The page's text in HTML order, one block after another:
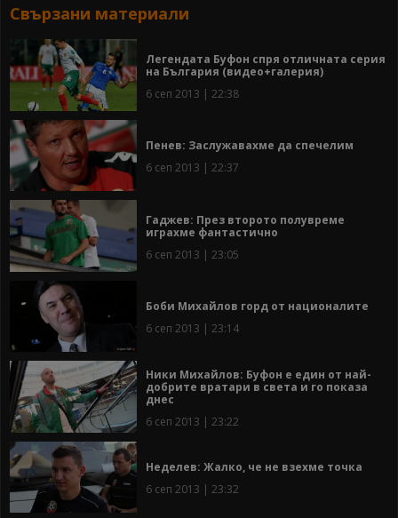
Свързани материали
Легендата Буфон спря отличната серия
на България (видео+галерия)
6 сеп 2013 | 22:38
Пенев: Заслужавахме да спечелим
6 сеп 2013 | 22:37
Гаджев: През второто полувреме
играхме фантастично
6 сеп 2013 | 23:05
Боби Михайлов горд от националите
6 сеп 2013 | 23:14
Ники Михайлов: Буфон е един от най-
добрите вратари в света и го показа
днес
6 сеп 2013 | 23:22
Неделев: Жалко, че не взехме точка
6 сеп 2013 | 23:32